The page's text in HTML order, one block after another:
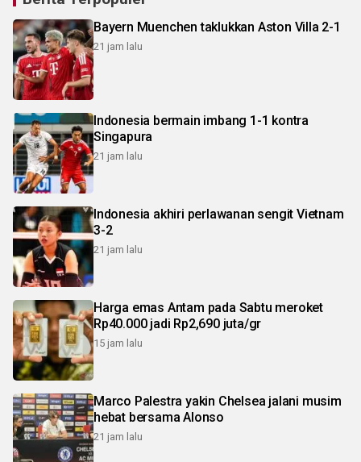
Bayern Muenchen taklukkan Aston Villa 2-1
21 jam lalu
Indonesia bermain imbang 1-1 kontra
Singapura
21 jam lalu
Indonesia akhiri perlawanan sengit Vietnam
3-2
21 jam lalu
Harga emas Antam pada Sabtu meroket
Rp40.000 jadi Rp2,690 juta/gr
15 jam lalu
Marco Palestra yakin Chelsea jalani musim
hebat bersama Alonso
21 jam lalu